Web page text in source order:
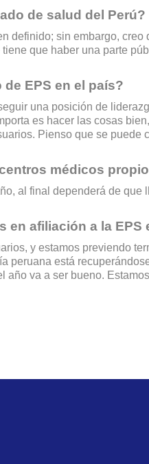
de salud del Perú?
definido; sin embargo,
que haber una parte
EPS en el país?
una posición de
es hacer las cosas
Pienso que se puede
médicos
al final dependerá de
en afiliación a la EPS
y estamos previendo
peruana está
año va a ser bueno.